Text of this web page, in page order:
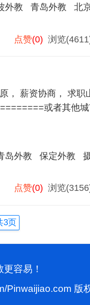
外教 青岛外教 北
点赞(0) 浏览
， 薪资协商， 求职
或者其他
岛外教 保定外教
点赞(0) 浏览
3页
容易！
Pinwaijiao.com 版